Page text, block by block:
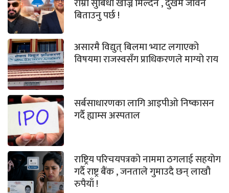
राम्रो सुबिधा खोज्न मिल्दैन , दुखमै जीवन
बिताउनु पर्छ !
असारमै विद्युत् बिलमा भ्याट लगाएको
विषयमा राजस्वसँग प्राधिकरणले माग्यो राय
सर्बसाधारणका लागि आइपीओ निष्कासन
गर्दै ह्याम्स अस्पताल
राष्ट्रिय परिचयपत्रको नाममा ठगलाई सहयोग
गर्दै राष्ट्र बैंक , जनताले गुमाउदै छन् लाखौ
रुपैयाँ !